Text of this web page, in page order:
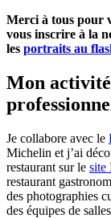
Merci à tous pour
vous inscrire à la
les portraits au
Mon
Je collabore avec le
Michelin et j’ai
restaurant sur le site
restaurant
des photographies
des équipes de